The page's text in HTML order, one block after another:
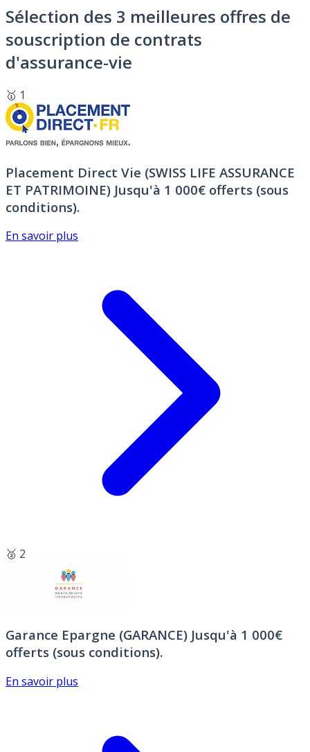
Sélection des 3 meilleures offres de
souscription de contrats
d'assurance-vie
🥇 1
Placement Direct Vie (SWISS LIFE ASSURANCE
ET PATRIMOINE) Jusqu'à 1 000€ offerts (sous
conditions).
En savoir plus
🥈 2
Garance Epargne (GARANCE) Jusqu'à 1 000€
offerts (sous conditions).
En savoir plus